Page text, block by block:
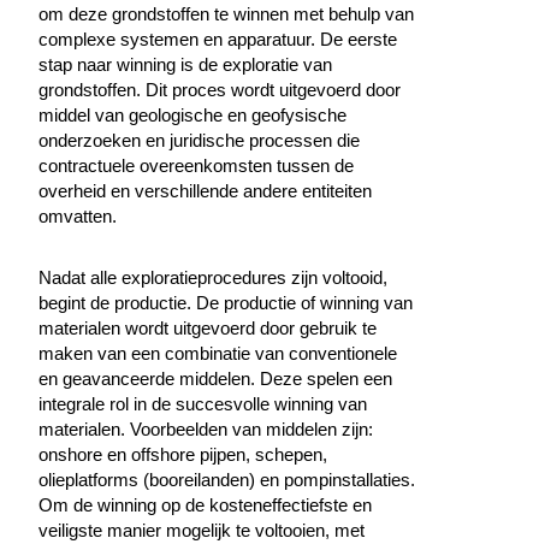
om deze grondstoffen te winnen met behulp van
complexe systemen en apparatuur. De eerste
stap naar winning is de exploratie van
grondstoffen. Dit proces wordt uitgevoerd door
middel van geologische en geofysische
onderzoeken en juridische processen die
contractuele overeenkomsten tussen de
overheid en verschillende andere entiteiten
omvatten.
Nadat alle exploratieprocedures zijn voltooid,
begint de productie. De productie of winning van
materialen wordt uitgevoerd door gebruik te
maken van een combinatie van conventionele
en geavanceerde middelen. Deze spelen een
integrale rol in de succesvolle winning van
materialen. Voorbeelden van middelen zijn:
onshore en offshore pijpen, schepen,
olieplatforms (booreilanden) en pompinstallaties.
Om de winning op de kosteneffectiefste en
veiligste manier mogelijk te voltooien, met